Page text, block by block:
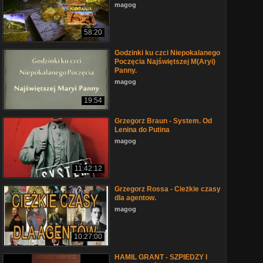
58:20
magog
19:54
Godzinki ku czci Niepokalanego
Poczęcia Najświętszej M(Aryi)
Panny.
magog
11:42:12
Grzegorz Braun - System. Od
Lenina do Putina
magog
10:27:00
Grzegorz Rossa - Cieżkie czasy
dla agentow.
magog
HAMIL GRANT - SZPIEDZY I